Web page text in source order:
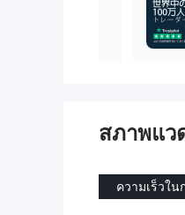
สภาพแว
ความเร็วใน